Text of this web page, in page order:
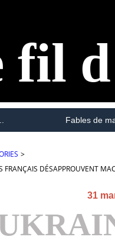
fil
Fables de
>
FRANÇAIS DÉSAPPROUVENT
31